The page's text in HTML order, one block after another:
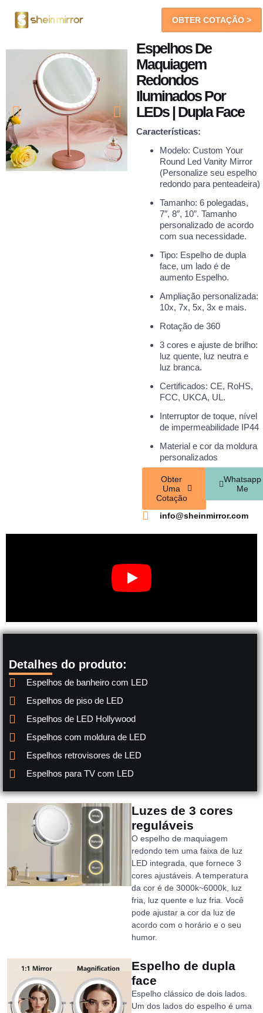
OBTER COTAÇÃO >
Espelhos De
Maquiagem
Redondos
Iluminados Por
LEDs | Dupla Face
Características:
Modelo: Custom Your
Round Led Vanity Mirror
(Personalize seu espelho
redondo para penteadeira)
Tamanho: 6 polegadas,
7″, 8″, 10″. Tamanho
personalizado de acordo
com sua necessidade.
Tipo: Espelho de dupla
face, um lado é de
aumento Espelho.
Ampliação personalizada:
10x, 7x, 5x, 3x e mais.
Rotação de 360
3 cores e ajuste de brilho:
luz quente, luz neutra e
luz branca.
Certificados: CE, RoHS,
FCC, UKCA, UL.
Interruptor de toque, nível
de impermeabilidade IP44
Material e cor da moldura
personalizados
Obter
Uma
Cotação
Whatsapp
Me
info@sheinmirror.com
Detalhes do produto:
Espelhos de banheiro com LED
Espelhos de piso de LED
Espelhos de LED Hollywood
Espelhos com moldura de LED
Espelhos retrovisores de LED
Espelhos para TV com LED
Luzes de 3 cores
reguláveis
O espelho de maquiagem
redondo tem uma faixa de luz
LED integrada, que fornece 3
cores ajustáveis. A temperatura
da cor é de 3000k~6000k, luz
fria, luz quente e luz fria. Você
pode ajustar a cor da luz de
acordo com o horário e o seu
humor.
Espelho de dupla
face
Espelho clássico de dois lados.
Um dos lados do espelho é uma